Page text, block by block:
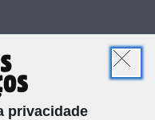
privacidade